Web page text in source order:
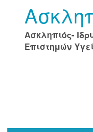
Ασκληπιός-
Επιστημών